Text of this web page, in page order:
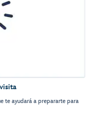
te ayudará a prepararte para